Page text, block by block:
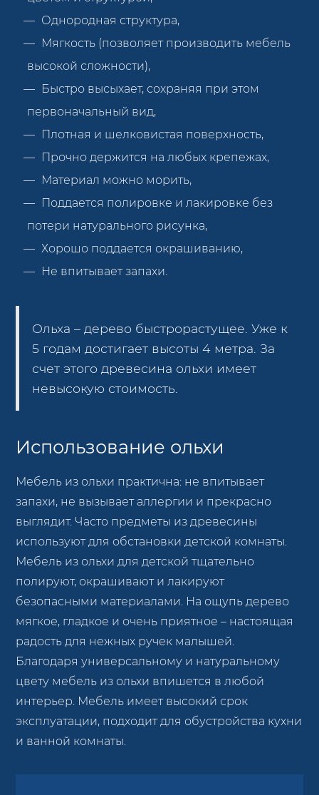
Однородная структура,
Мягкость (позволяет производить мебель
высокой сложности),
Быстро высыхает, сохраняя при этом
первоначальный вид,
Плотная и шелковистая поверхность,
Прочно держится на любых крепежах,
Материал можно морить,
Поддается полировке и лакировке без
потери натурального рисунка,
Хорошо поддается окрашиванию,
Не впитывает запахи.
Ольха – дерево быстрорастущее. Уже к
5 годам достигает высоты 4 метра. За
счет этого древесина ольхи имеет
невысокую стоимость.
Использование ольхи
Мебель из ольхи практична: не впитывает
запахи, не вызывает аллергии и прекрасно
выглядит. Часто предметы из древесины
используют для обстановки детской комнаты.
Мебель из ольхи для детской тщательно
полируют, окрашивают и лакируют
безопасными материалами. На ощупь дерево
мягкое, гладкое и очень приятное – настоящая
радость для нежных ручек малышей.
Благодаря универсальному и натуральному
цвету мебель из ольхи впишется в любой
интерьер. Мебель имеет высокий срок
эксплуатации, подходит для обустройства кухни
и ванной комнаты.